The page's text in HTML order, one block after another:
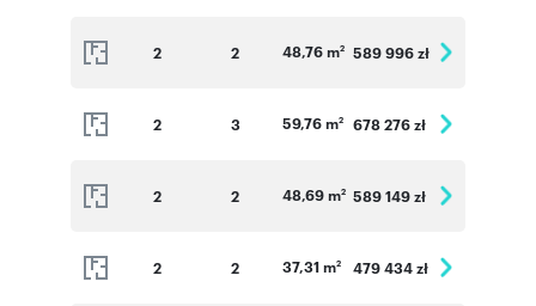
2 2 48,76 m2 589 996 zł
2 3 59,76 m2 678 276 zł
2 2 48,69 m2 589 149 zł
2 2 37,31 m2 479 434 zł